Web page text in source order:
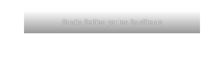
Studio Selfies par les Souffleurs